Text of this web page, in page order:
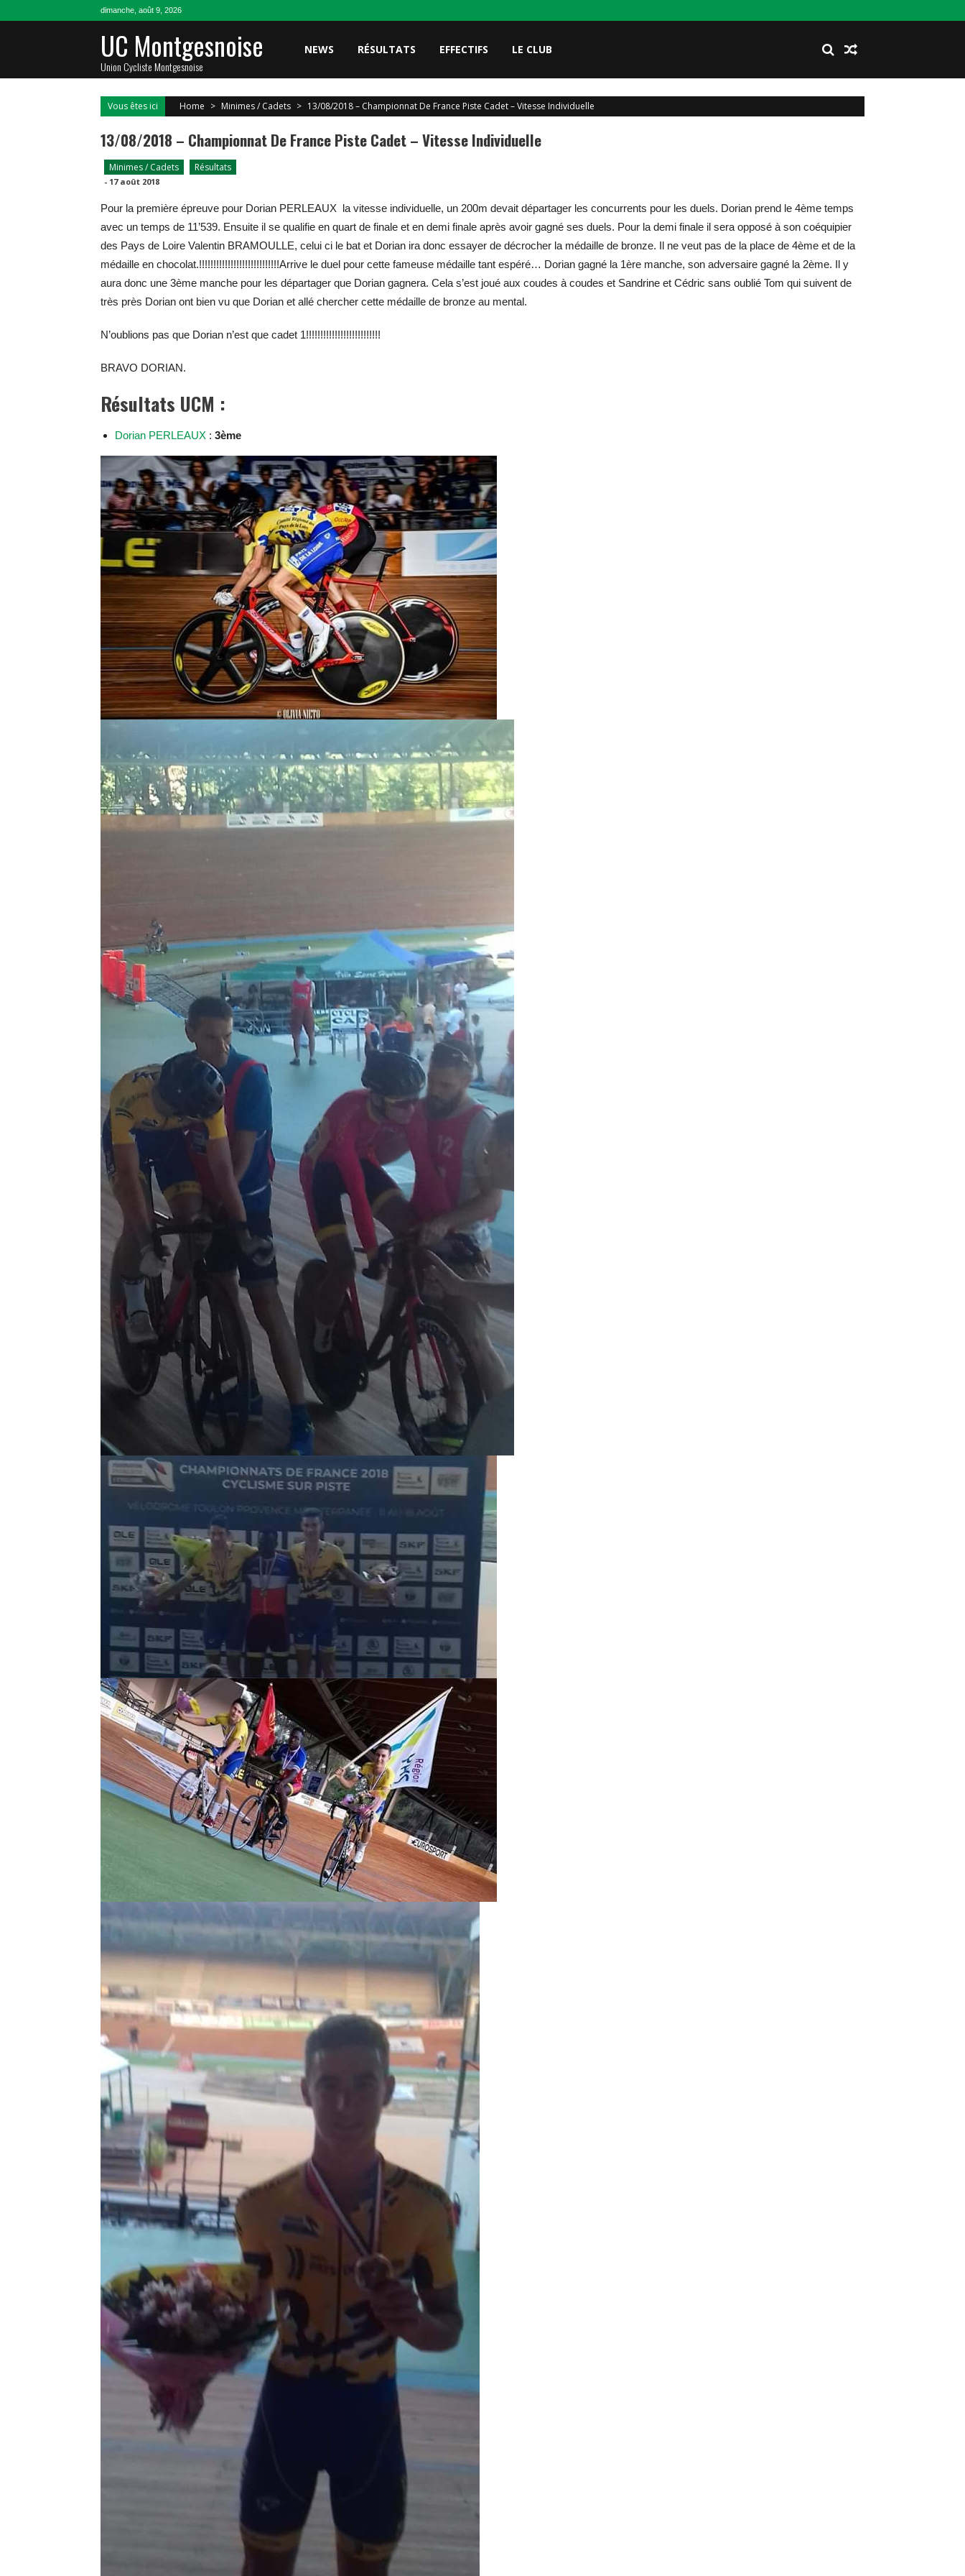
dimanche, août 9, 2026
UC Montgesnoise
Union Cycliste Montgesnoise
NEWS RÉSULTATS EFFECTIFS LE CLUB
Vous êtes ici Home > Minimes / Cadets > 13/08/2018 – Championnat De France Piste Cadet – Vitesse Individuelle
13/08/2018 – Championnat De France Piste Cadet – Vitesse Individuelle
Minimes / Cadets Résultats
- 17 août 2018
Pour la première épreuve pour Dorian PERLEAUX la vitesse individuelle, un 200m devait départager les concurrents pour les duels. Dorian prend le 4ème temps
avec un temps de 11’539. Ensuite il se qualifie en quart de finale et en demi finale après avoir gagné ses duels. Pour la demi finale il sera opposé à son coéquipier
des Pays de Loire Valentin BRAMOULLE, celui ci le bat et Dorian ira donc essayer de décrocher la médaille de bronze. Il ne veut pas de la place de 4ème et de la
médaille en chocolat.!!!!!!!!!!!!!!!!!!!!!!!!!!!!Arrive le duel pour cette fameuse médaille tant espéré… Dorian gagné la 1ère manche, son adversaire gagné la 2ème. Il y
aura donc une 3ème manche pour les départager que Dorian gagnera. Cela s’est joué aux coudes à coudes et Sandrine et Cédric sans oublié Tom qui suivent de
très près Dorian ont bien vu que Dorian et allé chercher cette médaille de bronze au mental.
N’oublions pas que Dorian n’est que cadet 1!!!!!!!!!!!!!!!!!!!!!!!!!!
BRAVO DORIAN.
Résultats UCM :
Dorian PERLEAUX : 3ème